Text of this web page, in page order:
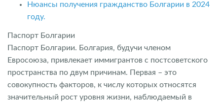
Нюансы получения гражданство Болгарии в 2024
году.
Паспорт Болгарии
Паспорт Болгарии. Болгария, будучи членом
Евросоюза, привлекает иммигрантов с постсоветского
пространства по двум причинам. Первая – это
совокупность факторов, к числу которых относятся
значительный рост уровня жизни, наблюдаемый в